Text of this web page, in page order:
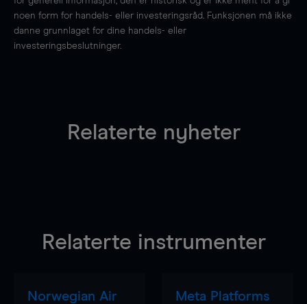
noen form for handels- eller investeringsråd. Funksjonen må ikke
danne grunnlaget for dine handels- eller
investeringsbeslutninger.
Relaterte nyheter
Relaterte instrumenter
Norwegian Air
Meta Platforms